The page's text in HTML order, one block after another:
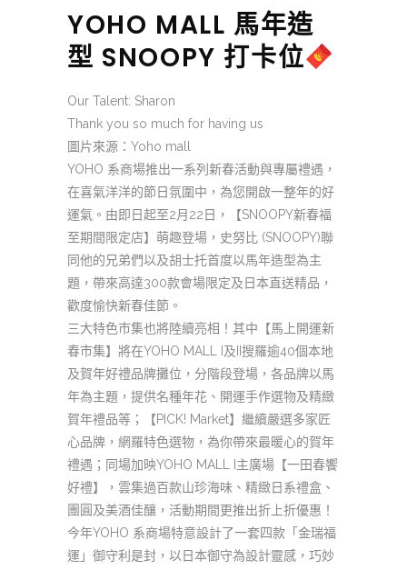
YOHO MALL 馬年造
型 SNOOPY 打卡位
Our Talent: Sharon
Thank you so much for having us
圖片來源：Yoho mall
YOHO 系商場推出一系列新春活動與專屬禮遇，
在喜氣洋洋的節日氛圍中，為您開啟一整年的好
運氣。由即日起至2月22日，【SNOOPY新春福
至期間限定店】萌趣登場，史努比 (SNOOPY)聯
同他的兄弟們以及胡士托首度以馬年造型為主
題，帶來高達300款會場限定及日本直送精品，
歡度愉快新春佳節。
三大特色市集也將陸續亮相！其中【馬上開運新
春市集】將在YOHO MALL I及II搜羅逾40個本地
及賀年好禮品牌攤位，分階段登場，各品牌以馬
年為主題，提供名種年花、開運手作選物及精緻
賀年禮品等；【PICK! Market】繼續嚴選多家匠
心品牌，網羅特色選物，為你帶來最暖心的賀年
禮遇；同場加映YOHO MALL I主廣場【一田春饗
好禮】，雲集過百款山珍海味、精緻日系禮盒、
團圓及美酒佳釀，活動期間更推出折上折優惠！
今年YOHO 系商場特意設計了一套四款「金瑞福
運」御守利是封，以日本御守為設計靈感，巧妙